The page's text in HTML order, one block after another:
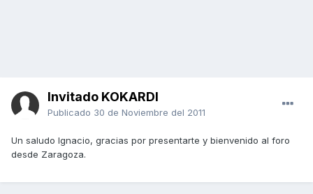
Invitado KOKARDI
Publicado 30 de Noviembre del 2011
Un saludo Ignacio, gracias por presentarte y bienvenido al foro
desde Zaragoza.